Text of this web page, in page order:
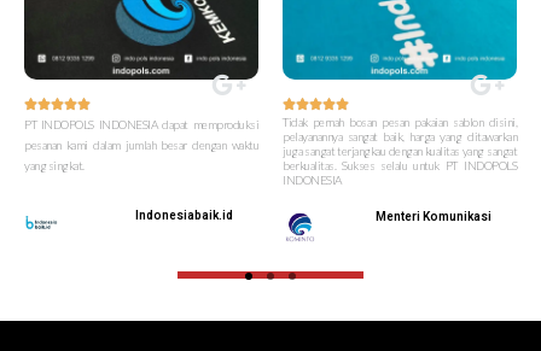

PT INDOPOLS INDONESIA dapat memproduksi
pesanan kami dalam jumlah besar dengan waktu
yang singkat.
Indonesiabaik.id

Tidak pernah bosan pesan pakaian sablon disini,
pelayanannya sangat baik, harga yang ditawarkan
juga sangat terjangkau dengan kualitas yang sangat
berkualitas. Sukses selalu untuk PT INDOPOLS
INDONESIA
Menteri Komunikasi